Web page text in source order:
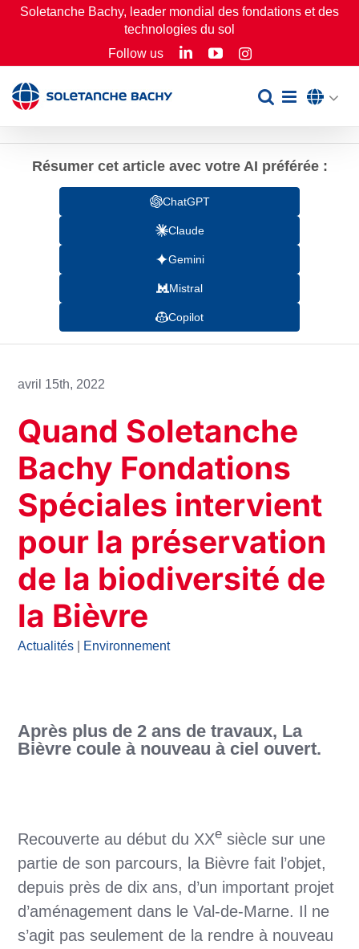
Passer
Soletanche Bachy, leader mondial des fondations et des
technologies du sol
Follow us
LinkedInYouTubeInstagram
Résumer cet article avec votre AI préférée :
ChatGPT
Claude
Gemini
Mistral
Copilot
avril 15th, 2022
Quand Soletanche
Bachy Fondations
Spéciales intervient
pour la préservation
de la biodiversité de
la Bièvre
Actualités Environnement
Après plus de 2 ans de travaux, La
Bièvre coule à nouveau à ciel ouvert.
Recouverte au début du XXe siècle sur une
partie de son parcours, la Bièvre fait l’objet,
depuis près de dix ans, d’un important projet
d’aménagement dans le Val-de-Marne. Il ne
s’agit pas seulement de la rendre à nouveau